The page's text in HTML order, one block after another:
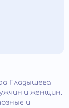
Гладышева
и женщин.
и